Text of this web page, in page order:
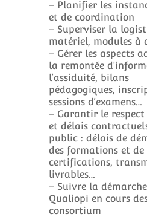
– Planifier les
et de coordination
– Superviser la
matériel, modules à
– Gérer les aspects
la remontée
l’assiduité, bilans
pédagogiques,
sessions d’examens…
– Garantir le
et délais
public : délais de
des formations et de
certifications,
livrables…
– Suivre la
Qualiopi en cours
consortium